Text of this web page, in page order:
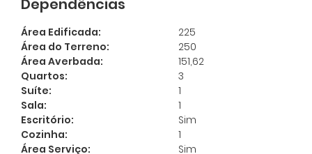
Ligamos Para Você
Digite seu nome e seu telefone que a
Imobiliária Morar liga para você:
Cadastre-se para salvar
seus imóveis
Preencha seu e-mail para ter acesso aos
seus imóveis favoritos:
Dependências
Área Edificada:
225
Área do Terreno:
250
Área Averbada:
151,62
Quartos:
3
Suíte:
1
Sala:
1
Escritório:
Sim
Cozinha:
1
Área Serviço:
Sim